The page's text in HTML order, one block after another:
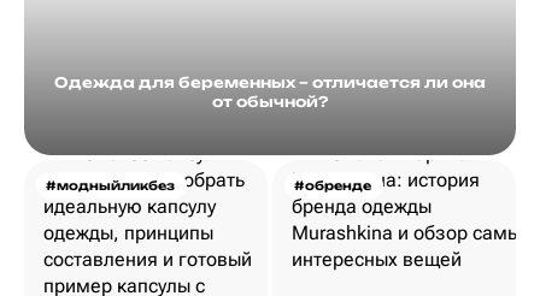
Одежда для беременных – отличается ли она
от обычной?
#модныйликбез #обренде